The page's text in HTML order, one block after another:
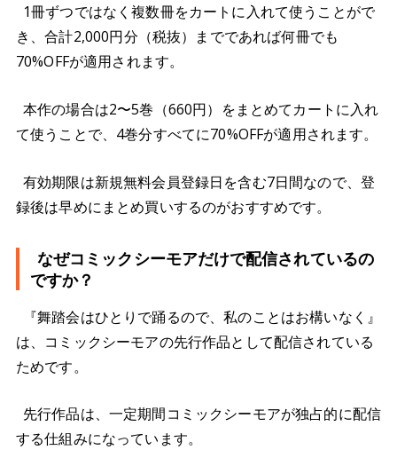
1冊ずつではなく複数冊をカートに入れて使うことがで
き、合計2,000円分（税抜）までであれば何冊でも
70%OFFが適用されます。
本作の場合は2〜5巻（660円）をまとめてカートに入れ
て使うことで、4巻分すべてに70%OFFが適用されます。
有効期限は新規無料会員登録日を含む7日間なので、登
録後は早めにまとめ買いするのがおすすめです。
なぜコミックシーモアだけで配信されているの
ですか？
『舞踏会はひとりで踊るので、私のことはお構いなく』
は、コミックシーモアの先行作品として配信されている
ためです。
先行作品は、一定期間コミックシーモアが独占的に配信
する仕組みになっています。